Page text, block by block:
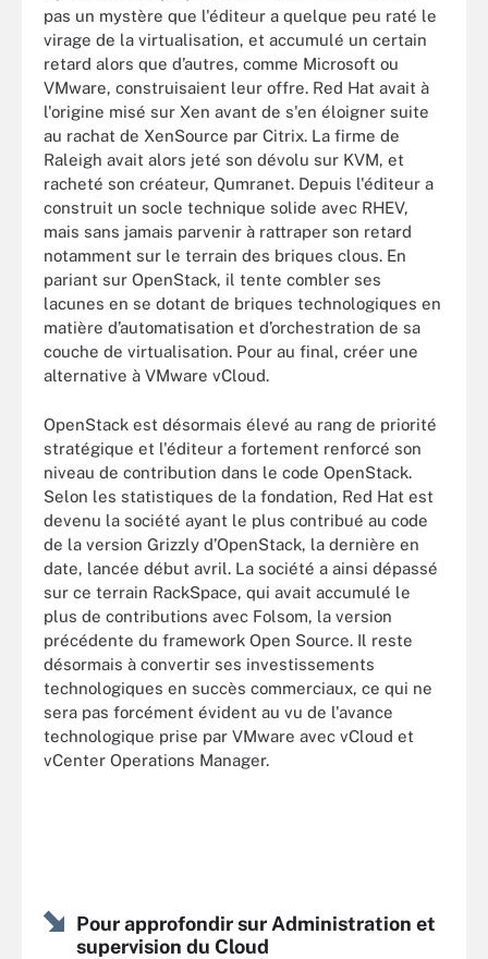
pas un mystère que l'éditeur a quelque peu raté le
virage de la virtualisation, et accumulé un certain
retard alors que d’autres, comme Microsoft ou
VMware, construisaient leur offre. Red Hat avait à
l'origine misé sur Xen avant de s'en éloigner suite
au rachat de XenSource par Citrix. La firme de
Raleigh avait alors jeté son dévolu sur KVM, et
racheté son créateur, Qumranet. Depuis l'éditeur a
construit un socle technique solide avec RHEV,
mais sans jamais parvenir à rattraper son retard
notamment sur le terrain des briques clous. En
pariant sur OpenStack, il tente combler ses
lacunes en se dotant de briques technologiques en
matière d’automatisation et d’orchestration de sa
couche de virtualisation. Pour au final, créer une
alternative à VMware vCloud.
OpenStack est désormais élevé au rang de priorité
stratégique et l'éditeur a fortement renforcé son
niveau de contribution dans le code OpenStack.
Selon les statistiques de la fondation, Red Hat est
devenu la société ayant le plus contribué au code
de la version Grizzly d’OpenStack, la dernière en
date, lancée début avril. La société a ainsi dépassé
sur ce terrain RackSpace, qui avait accumulé le
plus de contributions avec Folsom, la version
précédente du framework Open Source. Il reste
désormais à convertir ses investissements
technologiques en succès commerciaux, ce qui ne
sera pas forcément évident au vu de l'avance
technologique prise par VMware avec vCloud et
vCenter Operations Manager.
Pour approfondir sur Administration et
supervision du Cloud